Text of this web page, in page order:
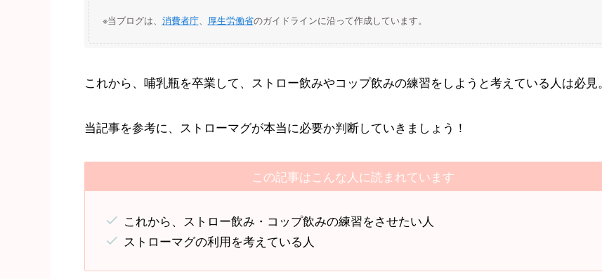
※当ブログは、 消費者庁、 厚生労働省のガイドラインに沿って作成しています。
これから、哺乳瓶を卒業して、ストロー飲みやコップ飲みの練習をしようと考えている人は必見。
当記事を参考に、ストローマグが本当に必要か判断していきましょう！
この記事はこんな人に読まれています
これから、ストロー飲み・コップ飲みの練習をさせたい人
ストローマグの利用を考えている人